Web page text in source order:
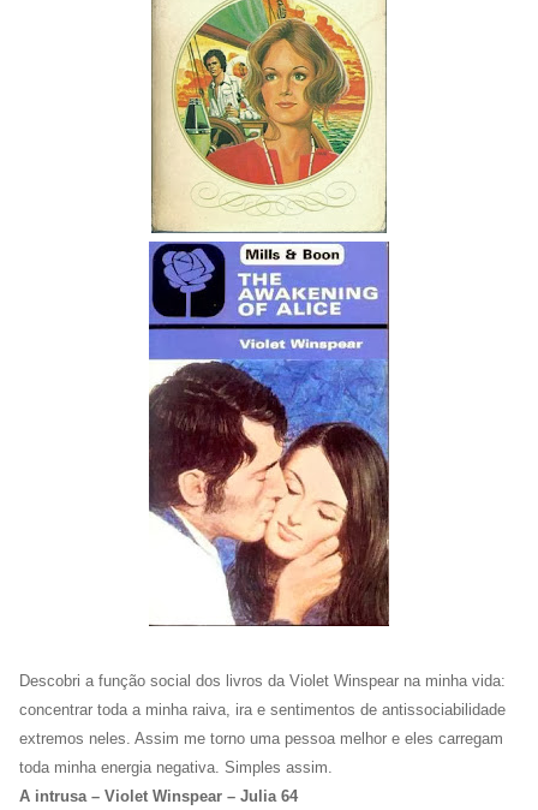
Descobri a função social dos livros da Violet Winspear na minha vida:
concentrar toda a minha raiva, ira e sentimentos de antissociabilidade
extremos neles. Assim me torno uma pessoa melhor e eles carregam
toda minha energia negativa. Simples assim.
A intrusa – Violet Winspear – Julia 64